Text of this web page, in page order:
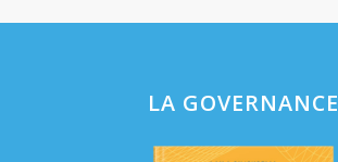
LA GOVERNANCE